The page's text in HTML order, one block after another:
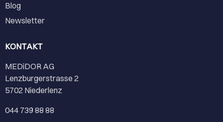
Blog
Newsletter
KONTAKT
MEDiDOR AG
Lenzburgerstrasse 2
5702 Niederlenz
044 739 88 88